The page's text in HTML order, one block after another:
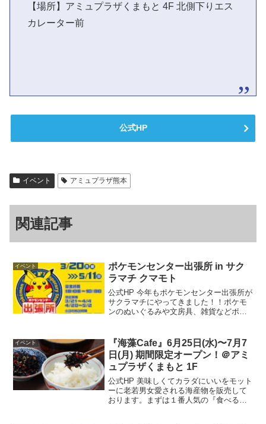
【場所】アミュプラザくまもと 4F 北側下りエス
カレーター前
公式HP
イベント アミュプラザ熊本
関連記事
イベント
ポケモンセンター出張所 in サク
ラマチ クマモト
公式HP 今年もポケモンセンター出張所が
サクラマチにやってきました！！ポケモ
ンのぬいぐるみや文房具、雑貨などポケ
るスタンプラリーも実施します！皆様の
ご来場をお待ちしおりま...
イベント
『海藻Cafe』6月25日(水)〜7月7
日(月) 期間限定オープン！＠アミ
ュプラザくまもと 1F
公式HP 美味しくてカラダにいいをモット
ーに老若男女愛される海産物を販売して
おります。まずは１番人気の『食べるし